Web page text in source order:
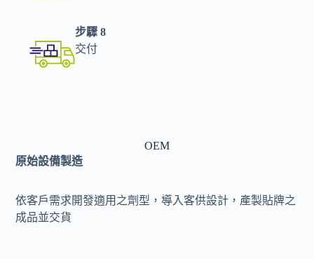
步驟 8
交付
OEM
原始設備製造
依客戶需求開發適用之劑型，導入客供設計，產製貼牌之
成品並交貨